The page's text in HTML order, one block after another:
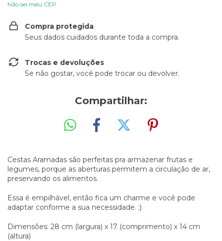
Não sei meu CEP
Compra protegida
Seus dados cuidados durante toda a compra.
Trocas e devoluções
Se não gostar, você pode trocar ou devolver.
Compartilhar:
Cestas Aramadas são perfeitas pra armazenar frutas e
legumes, porque as aberturas permitem a circulação de ar,
preservando os alimentos.
Essa é empilhável, então fica um charme e você pode
adaptar conforme a sua necessidade. ;)
Dimensões: 28 cm (largura) x 17 (comprimento) x 14 cm
(altura)